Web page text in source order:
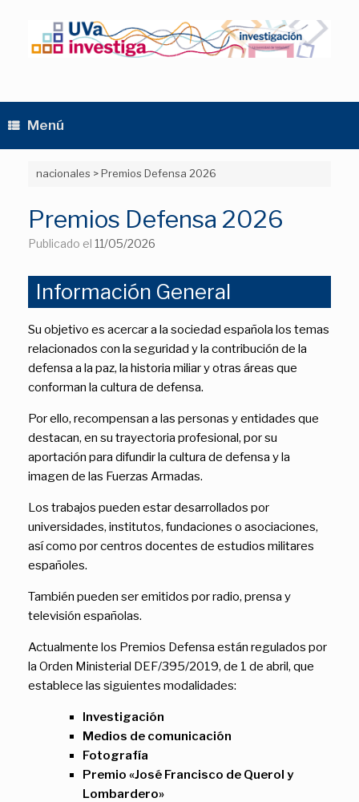
contenido
Menú
nacionales >Premios Defensa 2026
Premios Defensa 2026
Publicado el 11/05/2026
Información General
Su objetivo es acercar a la sociedad española los temas
relacionados con la seguridad y la contribución de la
defensa a la paz, la historia miliar y otras áreas que
conforman la cultura de defensa.
Por ello, recompensan a las personas y entidades que
destacan, en su trayectoria profesional, por su
aportación para difundir la cultura de defensa y la
imagen de las Fuerzas Armadas.
Los trabajos pueden estar desarrollados por
universidades, institutos, fundaciones o asociaciones,
así como por centros docentes de estudios militares
españoles.
También pueden ser emitidos por radio, prensa y
televisión españolas.
Actualmente los Premios Defensa están regulados por
la Orden Ministerial DEF/395/2019, de 1 de abril, que
establece las siguientes modalidades:
Investigación
Medios de comunicación
Fotografía
Premio «José Francisco de Querol y
Lombardero»